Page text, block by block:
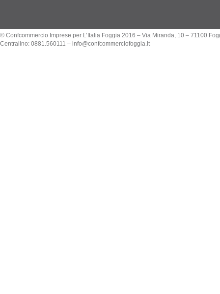
© Confcommercio Imprese per L’Italia Foggia 2016 – Via Miranda, 10 – 71100
Centralino: 0881.560111 – info@confcommerciofoggia.it